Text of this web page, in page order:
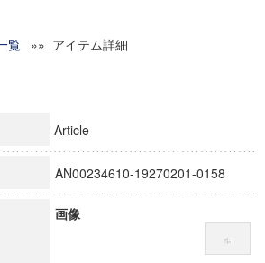
ーチインスティテュート
研究成果報告書
ローバルCOEプログラム市民社会ガバナンス
ローバルCOEプログラム論理と感性の先端的
ーディングプログラム「超成熟社会発展のサ
文等(8)
覧 »» アイテム詳細
Article
AN00234610-19270201-0158
画像